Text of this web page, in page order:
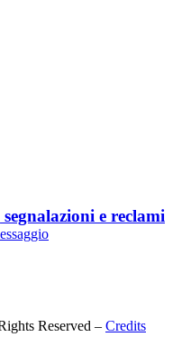
e reclami
Reserved – Credits